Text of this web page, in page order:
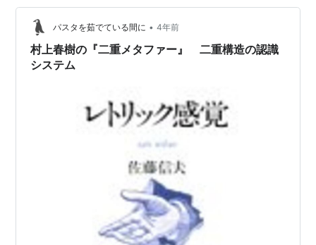
変革を目的にしている。自分らしさの追求ではなく、自
我(エゴ)の中から自己(社会と共有できる自分)を抽出し、
自我を縮小することである。純粋な自我(エゴ)だけを取り
出して分析す…
パスタを茹でている間に • 4年前
村上春樹の『二重メタファー』 二重構造の認識
システム